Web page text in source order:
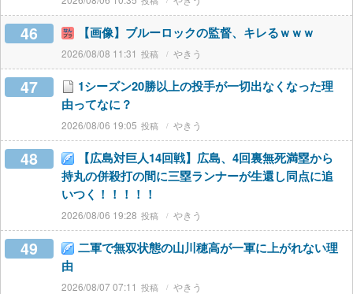
46 【画像】ブルーロックの監督、キレるｗｗｗ
2026/08/08 11:31 やきう
47
1シーズン20勝以上の投手が一切出なくなった理
由ってなに？
2026/08/06 19:05 やきう
48
【広島対巨人14回戦】広島、4回裏無死満塁から
持丸の併殺打の間に三塁ランナーが生還し同点に追
いつく！！！！！
2026/08/06 19:28 やきう
49
二軍で無双状態の山川穂高が一軍に上がれない理
由
2026/08/07 07:11 やきう